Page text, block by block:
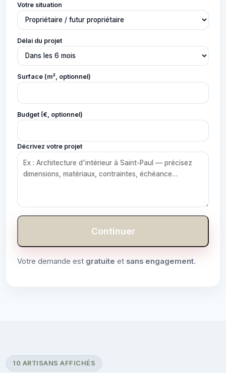
Votre situation
Délai du projet
Surface (m², optionnel)
Budget (€, optionnel)
Décrivez votre projet
Continuer
Votre demande est gratuite et sans engagement.
10 ARTISANS AFFICHÉS